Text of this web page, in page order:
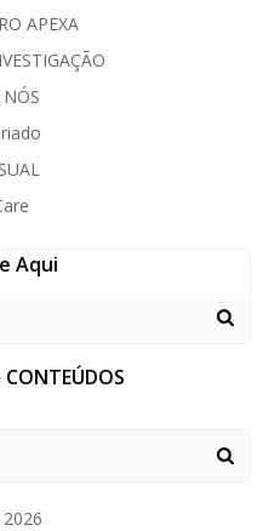
APEXA
NÓS
Aqui